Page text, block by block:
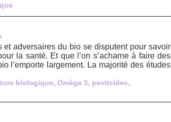
adversaires du bio se disputent pour savoir
la santé. Et que l’on s’acharne à faire des
l’emporte largement. La majorité des études
biologique, Oméga 3, pesticides,